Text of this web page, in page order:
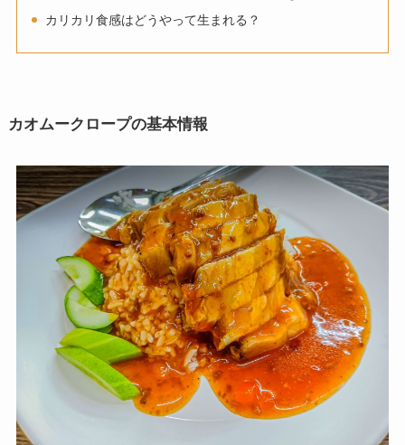
カリカリ食感はどうやって生まれる？
カオムークロープの基本情報